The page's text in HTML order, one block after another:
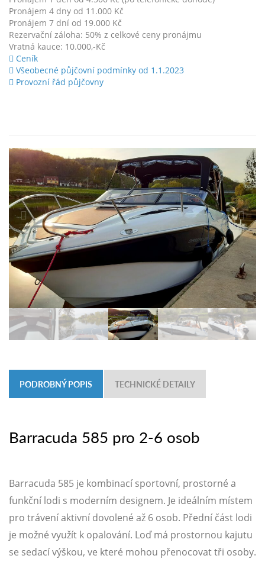
Pronájem 4 dny od 11.000 Kč
Pronájem 7 dní od 19.000 Kč
Rezervační záloha: 50% z celkové ceny pronájmu
Vratná kauce: 10.000,-Kč
Ceník
Všeobecné půjčovní podmínky od 1.1.2023
Provozní řád půjčovny
PODROBNÝ POPIS TECHNICKÉ DETAILY
Barracuda 585 pro 2-6 osob
Barracuda 585 je kombinací sportovní, prostorné a
funkční lodi s moderním designem. Je ideálním místem
pro trávení aktivní dovolené až 6 osob. Přední část lodi
je možné využít k opalování. Loď má prostornou kajutu
se sedací výškou, ve které mohou přenocovat tři osoby.